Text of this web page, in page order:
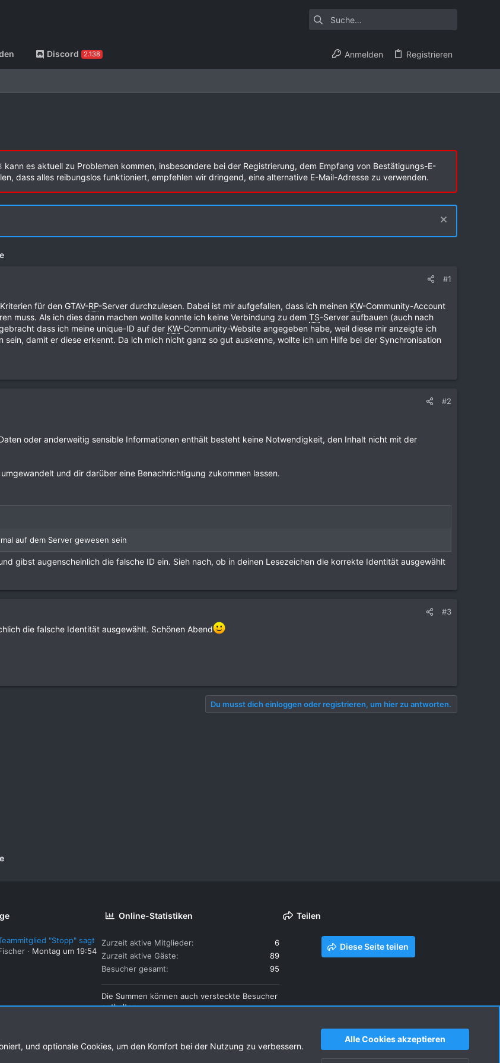
Discord 2.138 Anmelden Registrieren
kann es aktuell zu Problemen kommen, insbesondere bei der Registrierung, dem Empfang von Bestätigungs-E-
dass alles reibungslos funktioniert, empfehlen wir dringend, eine alternative E-Mail-Adresse zu verwenden.
#1
für den GTAV-RP-Server durchzulesen. Dabei ist mir aufgefallen, dass ich meinen KW-Community-Account
muss. Als ich dies dann machen wollte konnte ich keine Verbindung zu dem TS-Server aufbauen (auch nach
dass ich meine unique-ID auf der KW-Community-Website angegeben habe, weil diese mir anzeigte ich
sein, damit er diese erkennt. Da ich mich nicht ganz so gut auskenne, wollte ich um Hilfe bei der Synchronisation
#2
oder anderweitig sensible Informationen enthält besteht keine Notwendigkeit, den Inhalt nicht mit der
und dir darüber eine Benachrichtigung zukommen lassen.
auf dem Server gewesen sein
gibst augenscheinlich die falsche ID ein. Sieh nach, ob in deinen Lesezeichen die korrekte Identität ausgewählt
#3
die falsche Identität ausgewählt. Schönen Abend
Du musst dich einloggen oder registrieren, um hier zu antworten.
"Stopp" sagt
Montag um 19:54
Online-Statistiken
Zurzeit aktive Mitglieder
6
Zurzeit aktive Gäste
89
Besucher gesamt
95
Die Summen können auch versteckte Besucher
enthalten.
Teilen
Diese Seite teilen
und optionale Cookies, um den Komfort bei der Nutzung zu verbessern.
Alle Cookies akzeptieren